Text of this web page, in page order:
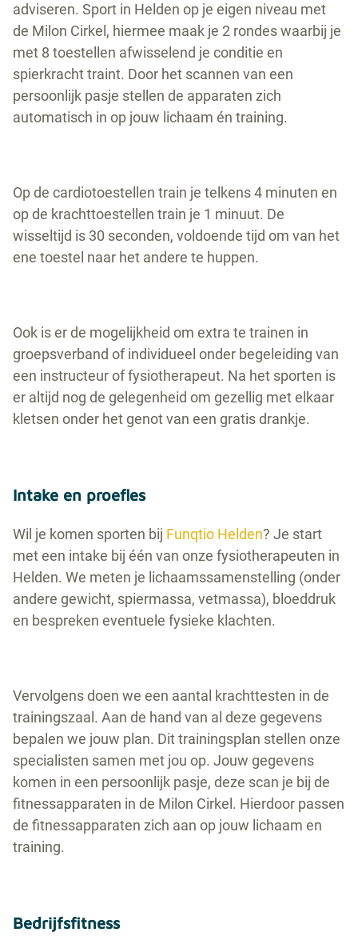
adviseren. Sport in Helden op je eigen niveau met
de Milon Cirkel, hiermee maak je 2 rondes waarbij je
met 8 toestellen afwisselend je conditie en
spierkracht traint. Door het scannen van een
persoonlijk pasje stellen de apparaten zich
automatisch in op jouw lichaam én training.
Op de cardiotoestellen train je telkens 4 minuten en
op de krachttoestellen train je 1 minuut. De
wisseltijd is 30 seconden, voldoende tijd om van het
ene toestel naar het andere te huppen.
Ook is er de mogelijkheid om extra te trainen in
groepsverband of individueel onder begeleiding van
een instructeur of fysiotherapeut. Na het sporten is
er altijd nog de gelegenheid om gezellig met elkaar
kletsen onder het genot van een gratis drankje.
Intake en proefles
Wil je komen sporten bij Funqtio Helden? Je start
met een intake bij één van onze fysiotherapeuten in
Helden. We meten je lichaamssamenstelling (onder
andere gewicht, spiermassa, vetmassa), bloeddruk
en bespreken eventuele fysieke klachten.
Vervolgens doen we een aantal krachttesten in de
trainingszaal. Aan de hand van al deze gegevens
bepalen we jouw plan. Dit trainingsplan stellen onze
specialisten samen met jou op. Jouw gegevens
komen in een persoonlijk pasje, deze scan je bij de
fitnessapparaten in de Milon Cirkel. Hierdoor passen
de fitnessapparaten zich aan op jouw lichaam en
training.
Bedrijfsfitness